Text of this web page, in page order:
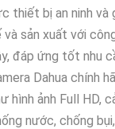
thiết bị an ninh và
và sản xuất với
đáp ứng tốt nhu
Dahua chính
hình ảnh Full HD,
nước, chống